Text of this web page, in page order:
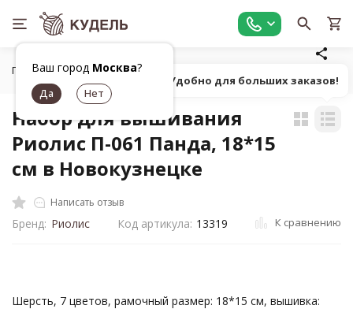
Ваш город Москва?
Главная Товары для вышивания
Набор для вышивания
Риолис П-061 Панда, 18*15
см в Новокузнецке
Написать отзыв
Бренд: Риолис Код артикула: 13319 К сравнению
Шерсть, 7 цветов, рамочный размер: 18*15 см, вышивка:
Попробуй! Удобно для больших заказов!